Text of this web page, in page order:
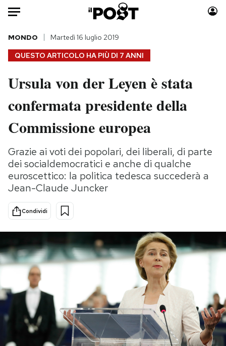
Auto
HOME
Italia
Politica
Tecnologia
Scienza
Cultura
Economia
Sport
Moda
Consumismi
Storie/Idee
Media
Europa
PODCAST
NEWSLETTER
I MIEI PREFERITI
QUESTO ARTICOLO HA PIÙ DI 7 ANNI
MONDO Martedì 16 luglio 2019
Ursula von der Leyen è stata
confermata presidente della
Commissione europea
Grazie ai voti dei popolari, dei liberali, di parte
dei socialdemocratici e anche di qualche
euroscettico: la politica tedesca succederà a
Jean-Claude Juncker
Condividi